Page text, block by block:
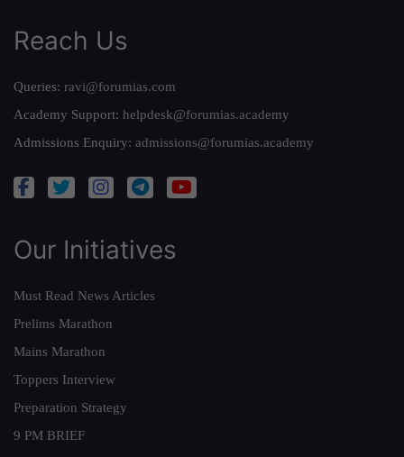
Reach Us
Queries: ravi@forumias.com
Academy Support: helpdesk@forumias.academy
Admissions Enquiry: admissions@forumias.academy
Our Initiatives
Must Read News Articles
Prelims Marathon
Mains Marathon
Toppers Interview
Preparation Strategy
9 PM BRIEF